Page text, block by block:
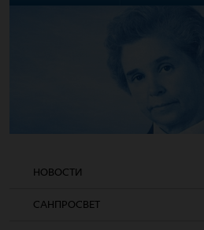
НОВОСТИ
САНПРОСВЕТ